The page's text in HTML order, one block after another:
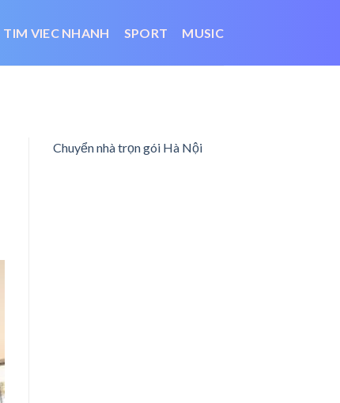
TIM VIEC NHANH SPORT MUSIC
Chuyển nhà trọn gói Hà Nội